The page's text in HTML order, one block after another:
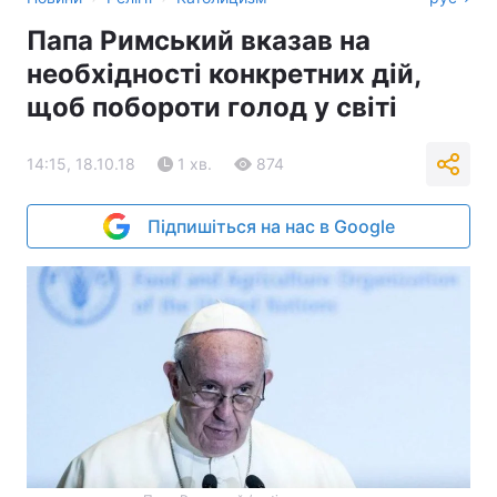
Папа Римський вказав на
необхідності конкретних дій,
щоб побороти голод у світі
14:15, 18.10.18 1 хв. 874
Підпишіться на нас в Google